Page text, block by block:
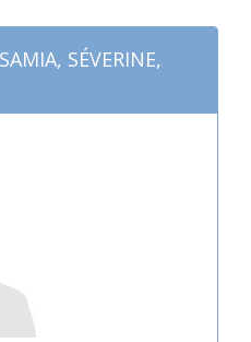
SÉVERINE,